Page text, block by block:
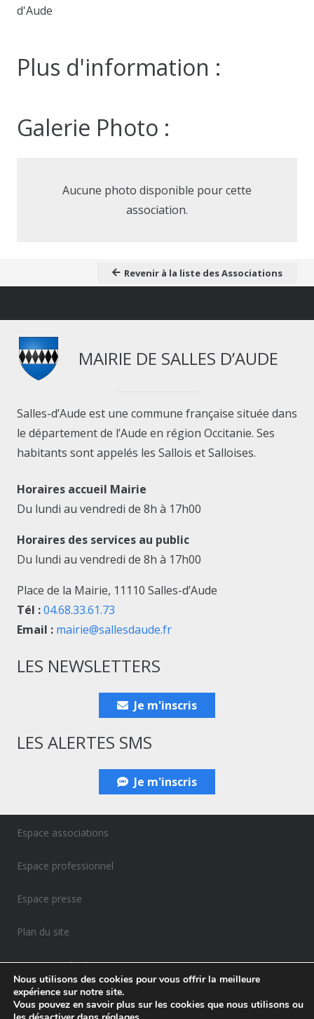
d'Aude
Plus d'information :
Galerie Photo :
Aucune photo disponible pour cette
association.
Revenir à la liste des Associations
MAIRIE DE SALLES D’AUDE
Salles-d’Aude est une commune française située dans
le département de l’Aude en région Occitanie. Ses
habitants sont appelés les Sallois et Salloises.
Horaires accueil Mairie
Du lundi au vendredi de 8h à 17h00
Horaires des services au public
Du lundi au vendredi de 8h à 17h00
Place de la Mairie, 11110 Salles-d’Aude
Tél :04.68.33.61.73
Email : mairie@sallesdaude.fr
LES NEWSLETTERS
Je m'inscris
LES ALERTES SMS
Je m'inscris
Espace associations
Espace professionnel
Espace presse
Plan du site
Mentions Légales
Politique de confidentialité
Nous utilisons des cookies pour vous offrir la meilleure
expérience sur notre site.
Vous pouvez en savoir plus sur les cookies que nous utilisons ou